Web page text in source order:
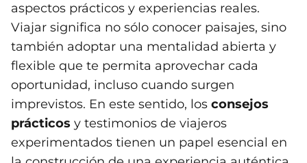
aspectos prácticos y experiencias reales.
Viajar significa no sólo conocer paisajes, sino
también adoptar una mentalidad abierta y
flexible que te permita aprovechar cada
oportunidad, incluso cuando surgen
imprevistos. En este sentido, los consejos
prácticos y testimonios de viajeros
experimentados tienen un papel esencial en